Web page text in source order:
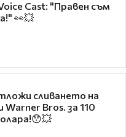
Cast: "Правен съм
👀💥
сливането на
Warner Bros. за 110